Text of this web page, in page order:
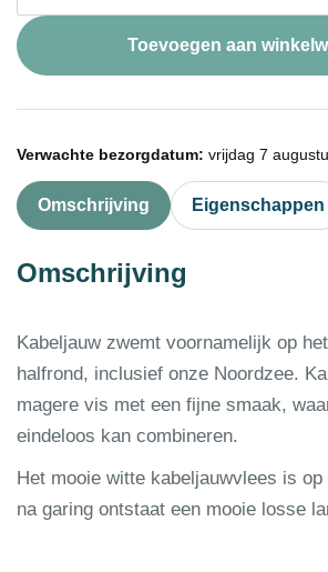
vel
portie
200g
aantal
Toevoegen aan
Verwachte bezorgdatum: vrijdag 7
Omschrijving Eigenschappen
Omschrijving
Kabeljauw zwemt voornamelijk op
halfrond, inclusief onze Noordzee.
magere vis met een fijne smaak,
eindeloos kan combineren.
Het mooie witte kabeljauwvlees is
na garing ontstaat een mooie losse